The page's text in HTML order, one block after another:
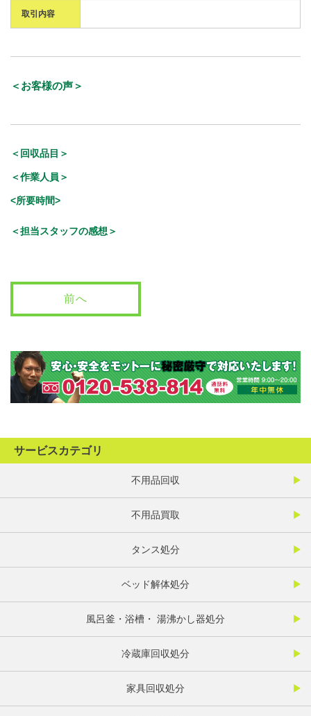
取引内容
＜お客様の声＞
＜回収品目＞
＜作業人員＞
<所要時間>
＜担当スタッフの感想＞
前へ
サービスカテゴリ
不用品回収
不用品買取
タンス処分
ベッド解体処分
風呂釜・浴槽・ 湯沸かし器処分
冷蔵庫回収処分
家具回収処分